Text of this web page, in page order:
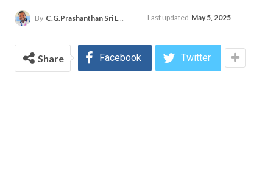
By C.G.Prashanthan Sri Lanka - Colombo Reporter For MEIVELI Last updated May 5, 2025
Share Facebook Twitter